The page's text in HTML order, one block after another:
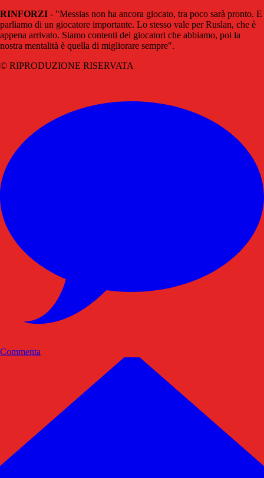
RINFORZI - "Messias non ha ancora giocato, tra poco sarà pronto. E
parliamo di un giocatore importante. Lo stesso vale per Ruslan, che è
appena arrivato. Siamo contenti dei giocatori che abbiamo, poi la
nostra mentalità è quella di migliorare sempre".
© RIPRODUZIONE RISERVATA
Commenta